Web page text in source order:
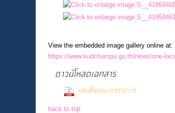
View the embedded image gallery online at:
https://www.kudchompu.go.th/news/one-
ดาวน์โหลดเอกสาร
แต่งตั้งคณะกรรมการ
back to top